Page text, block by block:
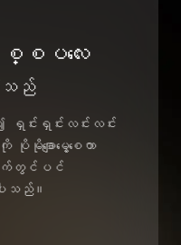
စပလေး
သည်
ရှင်းရှင်းလင်းလင်း
မိုချောမွေ့စေကာ
ောက်တွင်ပင်
ါသည်။